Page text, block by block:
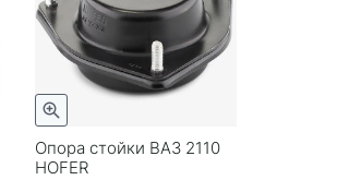
Опора стойки ВАЗ 2110
HOFER